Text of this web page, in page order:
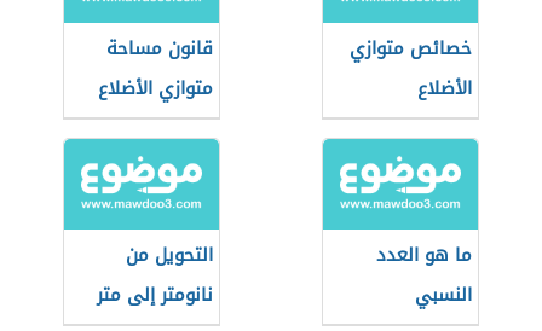
خصائص متوازي
الأضلاع
قانون مساحة
متوازي الأضلاع
ما هو العدد
النسبي
التحويل من
نانومتر إلى متر